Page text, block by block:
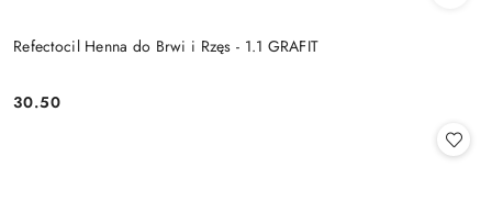
Refectocil Henna do Brwi i Rzęs - 1.1 GRAFIT
Cena:
30.50